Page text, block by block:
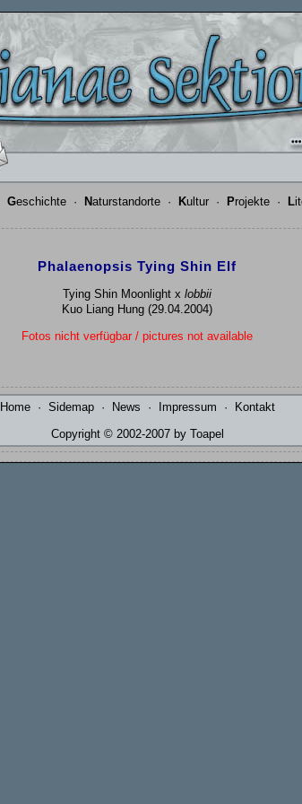
Geschichte · Naturstandorte · Kultur · Projekte · L
Phalaenopsis Tying Shin Elf
Tying Shin Moonlight x lobbii
Kuo Liang Hung (29.04.2004)
Fotos nicht verfügbar / pictures not available
Home · Sidemap · News · Impressum ·
Kontakt
Copyright © 2002-2007 by Toapel